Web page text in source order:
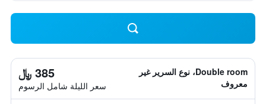
Double room، نوع السرير غير
معروف
385 ﷼
سعر الليلة شامل الرسوم